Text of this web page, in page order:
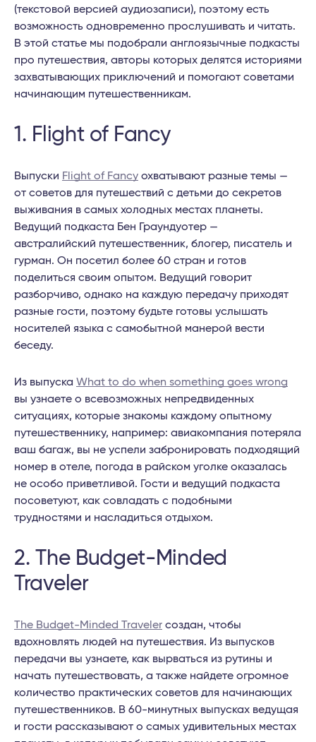
(текстовой версией аудиозаписи), поэтому есть
возможность одновременно прослушивать и читать.
В этой статье мы подобрали англоязычные подкасты
про путешествия, авторы которых делятся историями
захватывающих приключений и помогают советами
начинающим путешественникам.
1. Flight of Fancy
Выпуски Flight of Fancy охватывают разные темы —
от советов для путешествий с детьми до секретов
выживания в самых холодных местах планеты.
Ведущий подкаста Бен Граундуотер —
австралийский путешественник, блогер, писатель и
гурман. Он посетил более 60 стран и готов
поделиться своим опытом. Ведущий говорит
разборчиво, однако на каждую передачу приходят
разные гости, поэтому будьте готовы услышать
носителей языка с самобытной манерой вести
беседу.
Из выпуска What to do when something goes wrong
вы узнаете о всевозможных непредвиденных
ситуациях, которые знакомы каждому опытному
путешественнику, например: авиакомпания потеряла
ваш багаж, вы не успели забронировать подходящий
номер в отеле, погода в райском уголке оказалась
не особо приветливой. Гости и ведущий подкаста
посоветуют, как совладать с подобными
трудностями и насладиться отдыхом.
2. The Budget-Minded
Traveler
The Budget-Minded Traveler создан, чтобы
вдохновлять людей на путешествия. Из выпусков
передачи вы узнаете, как вырваться из рутины и
начать путешествовать, а также найдете огромное
количество практических советов для начинающих
путешественников. В 60-минутных выпусках ведущая
и гости рассказывают о самых удивительных местах